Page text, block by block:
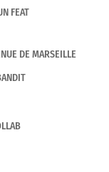
FEAT
DE MARSEILLE